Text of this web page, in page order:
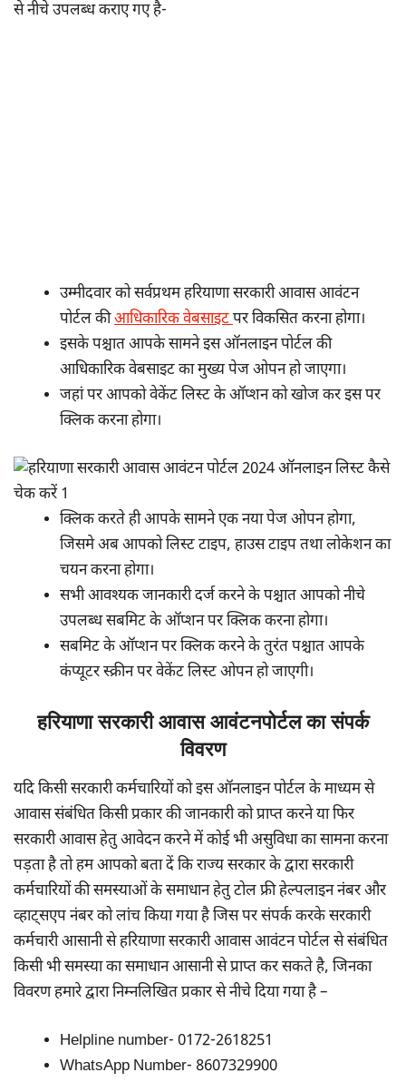
से नीचे उपलब्ध कराए गए है-
उम्मीदवार को सर्वप्रथम हरियाणा सरकारी आवास आवंटन
पोर्टल कीआधिकारिक वेबसाइटपर विकसित करना होगा।
इसके पश्चात आपके सामने इस ऑनलाइन पोर्टल की
आधिकारिक वेबसाइट का मुख्य पेज ओपन हो जाएगा।
जहां पर आपको वेकेंट लिस्ट के ऑप्शन को खोज कर इस पर
क्लिक करना होगा।
क्लिक करते ही आपके सामने एक नया पेज ओपन होगा,
जिसमे अब आपको लिस्ट टाइप, हाउस टाइप तथा लोकेशन का
चयन करना होगा।
सभी आवश्यक जानकारी दर्ज करने के पश्चात आपको नीचे
उपलब्ध सबमिट के ऑप्शन पर क्लिक करना होगा।
सबमिट के ऑप्शन पर क्लिक करने के तुरंत पश्चात आपके
कंप्यूटर स्क्रीन पर वेकेंट लिस्ट ओपन हो जाएगी।
हरियाणा सरकारी आवास आवंटनपोर्टल का संपर्क
विवरण
यदि किसी सरकारी कर्मचारियों को इस ऑनलाइन पोर्टल के माध्यम से
आवास संबंधित किसी प्रकार की जानकारी को प्राप्त करने या फिर
सरकारी आवास हेतु आवेदन करने में कोई भी असुविधा का सामना करना
पड़ता है तो हम आपको बता दें कि राज्य सरकार के द्वारा सरकारी
कर्मचारियों की समस्याओं के समाधान हेतु टोल फ्री हेल्पलाइन नंबर और
व्हाट्सएप नंबर को लांच किया गया है जिस पर संपर्क करके सरकारी
कर्मचारी आसानी से हरियाणा सरकारी आवास आवंटन पोर्टल से संबंधित
किसी भी समस्या का समाधान आसानी से प्राप्त कर सकते है, जिनका
विवरण हमारे द्वारा निम्नलिखित प्रकार से नीचे दिया गया है –
Helpline number- 0172-2618251
WhatsApp Number- 8607329900